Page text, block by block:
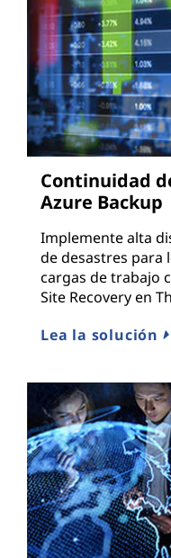
Continuidad
Azure Backup
Implemente alta
de desastres para
cargas de trabajo
Site Recovery en
Lea la solución